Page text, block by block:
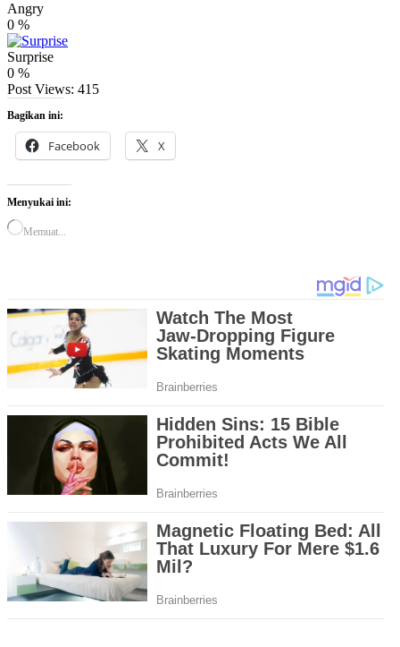
Angry
0 %
Surprise
0 %
Post Views: 415
Bagikan ini:
Facebook X
Menyukai ini:
Memuat...